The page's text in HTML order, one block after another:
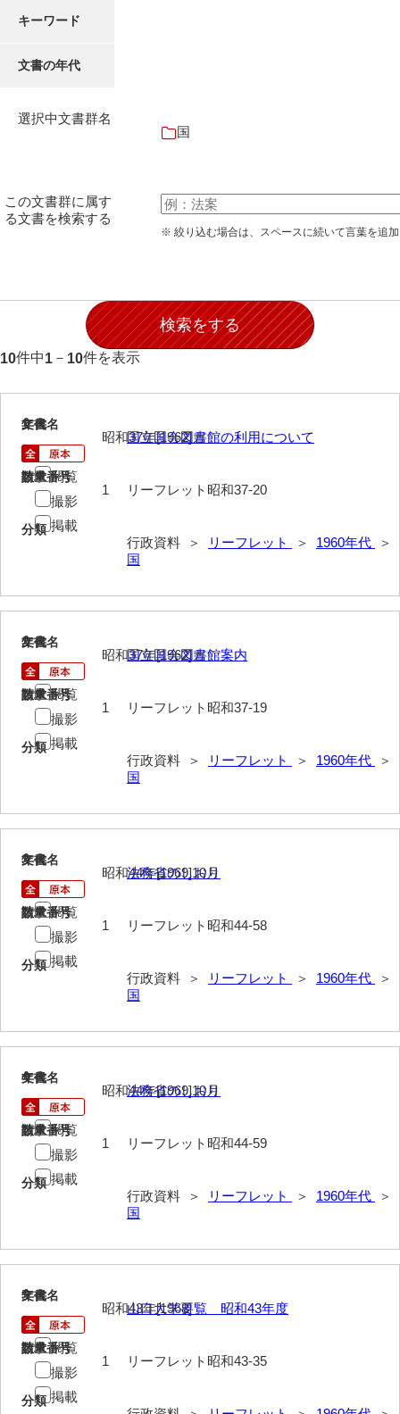
写真
特設文庫
キーワード
文書の年代
選択中文書群名
国
この文書群に属す
る文書を検索する
※ 絞り込む場合は、スペースに続いて言葉を追
10件中1 － 10件を表示
1
文書名
国立国会図書館の利用について
請求番号
リーフレット昭和37-20
分類
行政資料 ＞ リーフレット ＞ 1960年代
＞
国
年代
昭和37年[1962]カ
数量
1
閲覧
撮影
掲載
2
文書名
国立国会図書館案内
請求番号
リーフレット昭和37-19
分類
行政資料 ＞ リーフレット ＞ 1960年代
＞
国
年代
昭和37年[1962]カ
数量
1
閲覧
撮影
掲載
3
文書名
法務省のしおり
請求番号
リーフレット昭和44-58
分類
行政資料 ＞ リーフレット ＞ 1960年代
＞
国
年代
昭和44年[1969]10月
数量
1
閲覧
撮影
掲載
4
文書名
法務省のしおり
請求番号
リーフレット昭和44-59
分類
行政資料 ＞ リーフレット ＞ 1960年代
＞
国
年代
昭和44年[1969]10月
数量
1
閲覧
撮影
掲載
5
文書名
山口大学要覧 昭和43年度
請求番号
リーフレット昭和43-35
分類
年代
昭和43年[1968]
数量
1
閲覧
撮影
掲載